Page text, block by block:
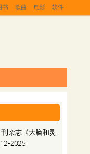
书 歌曲 电影 软件
杂志《大脑和灵
2025